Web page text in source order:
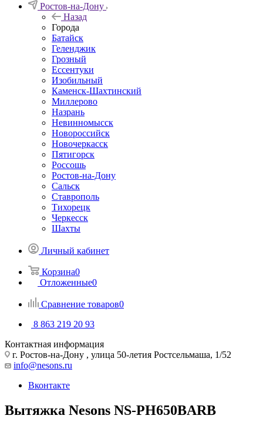
Ростов-на-Дону
Назад
Города
Батайск
Геленджик
Грозный
Ессентуки
Изобильный
Каменск-Шахтинский
Миллерово
Назрань
Невинномысск
Новороссийск
Новочеркасcк
Пятигорск
Россошь
Ростов-на-Дону
Сальск
Ставрополь
Тихорецк
Черкесск
Шахты
Личный кабинет
Корзина0
Отложенные0
Сравнение товаров0
8 863 219 20 93
Контактная информация
г. Ростов-на-Дону , улица 50-летия Ростсельмаша, 1/52
info@nesons.ru
Вконтакте
Вытяжка Nesons NS-PH650BARB